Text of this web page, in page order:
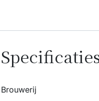
Brouwerij